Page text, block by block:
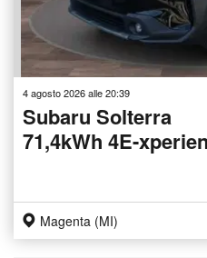
4 agosto 2026 alle 20:39
Subaru Solterra
71,4kWh 4E-
Magenta (MI)